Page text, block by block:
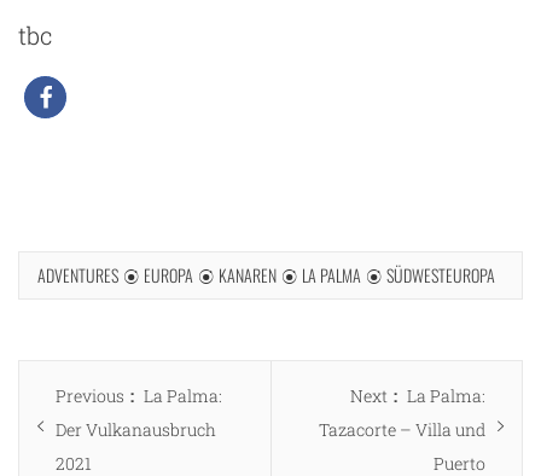
tbc
ADVENTURES EUROPA KANAREN LA PALMA SÜDWESTEUROPA
Beitragsnavigation
Previous
Previous
post:
La Palma:
Der Vulkanausbruch
2021
Next
Next
post:
La Palma:
Tazacorte – Villa und
Puerto